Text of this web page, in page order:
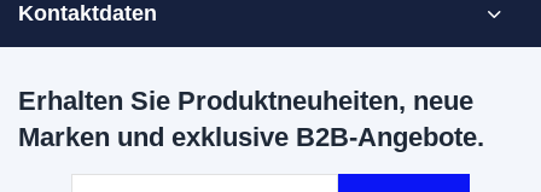
Kontaktdaten
Erhalten Sie Produktneuheiten, neue
Marken und exklusive B2B-Angebote.